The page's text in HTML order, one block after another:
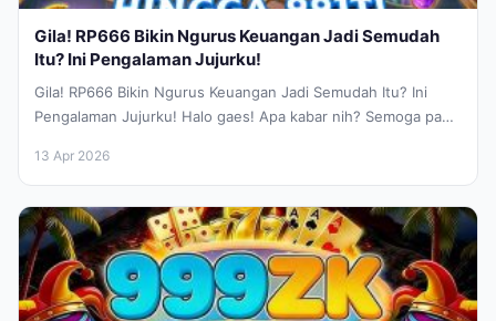
Gila! RP666 Bikin Ngurus Keuangan Jadi Semudah
Itu? Ini Pengalaman Jujurku!
Gila! RP666 Bikin Ngurus Keuangan Jadi Semudah Itu? Ini
Pengalaman Jujurku! Halo gaes! Apa kabar nih? Semoga pada
13 Apr 2026